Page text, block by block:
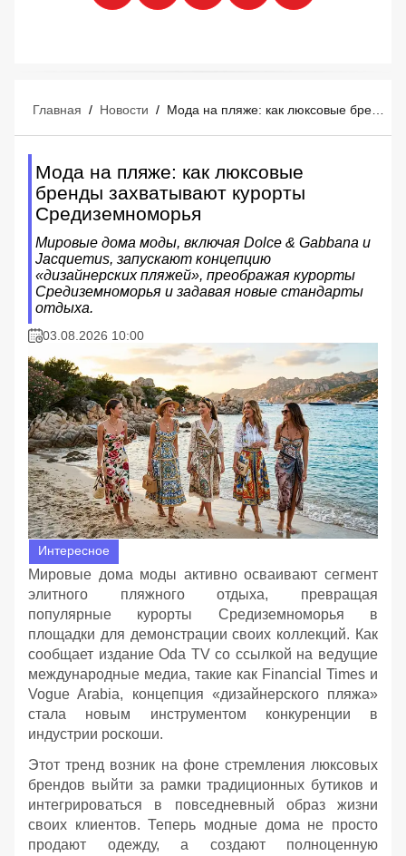
Главная / Новости / Мода на пляже: как люксовые бренды захватывают курорты Средиземноморья
Мода на пляже: как люксовые
бренды захватывают курорты
Средиземноморья
Мировые дома моды, включая Dolce & Gabbana и
Jacquemus, запускают концепцию
«дизайнерских пляжей», преображая курорты
Средиземноморья и задавая новые стандарты
отдыха.
03.08.2026 10:00
Интересное
Мировые дома моды активно осваивают сегмент
элитного пляжного отдыха, превращая
популярные курорты Средиземноморья в
площадки для демонстрации своих коллекций. Как
сообщает издание Oda TV со ссылкой на ведущие
международные медиа, такие как Financial Times и
Vogue Arabia, концепция «дизайнерского пляжа»
стала новым инструментом конкуренции в
индустрии роскоши.
Этот тренд возник на фоне стремления люксовых
брендов выйти за рамки традиционных бутиков и
интегрироваться в повседневный образ жизни
своих клиентов. Теперь модные дома не просто
продают одежду, а создают полноценную